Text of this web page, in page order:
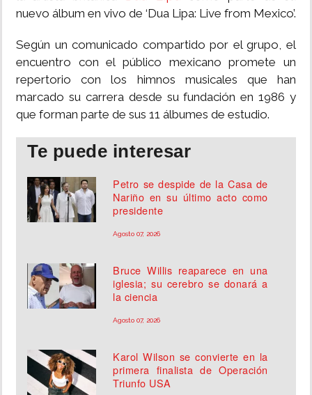
nuevo álbum en vivo de ‘Dua Lipa: Live from Mexico’.
Según un comunicado compartido por el grupo, el
encuentro con el público mexicano promete un
repertorio con los himnos musicales que han
marcado su carrera desde su fundación en 1986 y
que forman parte de sus 11 álbumes de estudio.
Te puede interesar
Petro se despide de la Casa de
Nariño en su último acto como
presidente
Agosto 07, 2026
Bruce Willis reaparece en una
iglesia; su cerebro se donará a
la ciencia
Agosto 07, 2026
Karol Wilson se convierte en la
primera finalista de Operación
Triunfo USA